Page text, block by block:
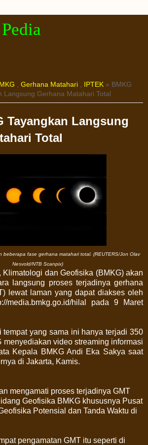
, Gerhana Matahari , IPTEK » BMKG
Langsung Gerhana Matahari Total
Tayangkan Langsung
Total
beberapa fase gerhana matahari total. (REUTERS/Jon Olav
Nesvold/NTB Scanpix)
Klimatologi dan Geofisika (BMKG) akan
langsung proses terjadinya gerhana
lewat laman yang dapat diakses oleh
media.bmkg.go.id/hilal pada 9 Maret
tempat yang sama ini hanya terjadi 350
menyediakan video streaming informasi
Kepala BMKG Andi Eka Sakya saat
di Jakarta, Kamis.
mengamati proses terjadinya GMT
Geofisika BMKG khususnya Pusat
Potensial dan Tanda Waktu di
pengamatan GMT itu seperti di